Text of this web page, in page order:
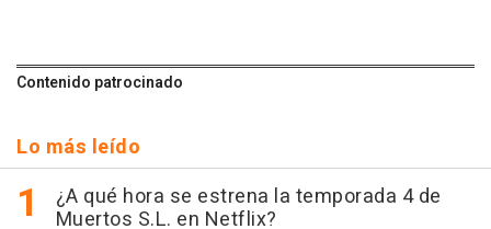
Contenido patrocinado
Lo más leído
¿A qué hora se estrena la temporada 4 de
Muertos S.L. en Netflix?